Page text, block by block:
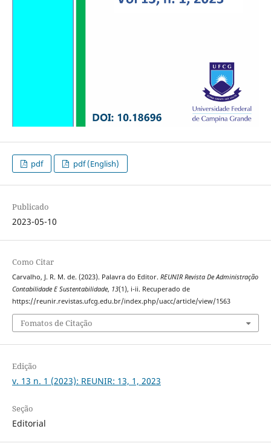
pdf pdf (English)
Publicado
2023-05-10
Como Citar
Carvalho, J. R. M. de. (2023). Palavra do Editor. REUNIR Revista De Administração
Contabilidade E Sustentabilidade, 13(1), i-ii. Recuperado de
https://reunir.revistas.ufcg.edu.br/index.php/uacc/article/view/1563
Fomatos de Citação
Edição
v. 13 n. 1 (2023): REUNIR: 13, 1, 2023
Seção
Editorial